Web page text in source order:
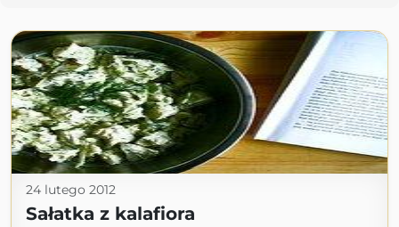
24 lutego 2012
Sałatka z kalafiora